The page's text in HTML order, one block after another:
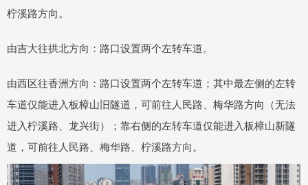
柠溪路方向。
由吉大往拱北方向：路口设置两个左转车道。
由西区往香洲方向：路口设置两个左转车道；其中最左侧的左转
车道仅能进入板樟山旧隧道，可前往人民路、梅华路方向（无法
进入柠溪路、龙兴街）；靠右侧的左转车道仅能进入板樟山新隧
道，可前往人民路、梅华路、柠溪路方向。